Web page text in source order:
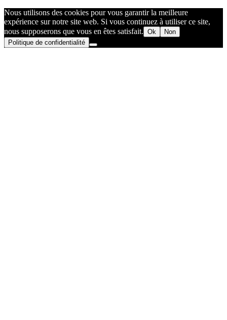
Nous utilisons des cookies pour vous garantir la meilleure
expérience sur notre site web. Si vous continuez à utiliser ce site,
nous supposerons que vous en êtes satisfait. Ok
Non
Politique de confidentialité